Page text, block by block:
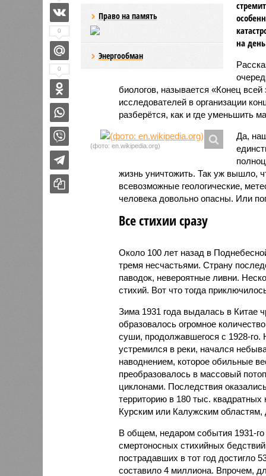
Право на память
Энергообман
на
биологов, называется «Конец
исследователей в организации
разберётся, как и где уменьшить
(фото: en.wikipedia.org)
Да,
жизнь уничтожить. Так уж вышло,
всевозможные геологические,
человека довольно опасны. Или
Все стихии сразу
Около 100 лет назад в
тремя несчастьями. Страну
паводок, невероятные ливни.
стихий. Вот что тогда
Зима 1931 года выдалась в Китае
образовалось огромное
суши, продолжавшегося с 1928-го.
устремился в реки, начался
наводнением, которое обильные
преобразовалось в массовый
циклонами. Последствия
территорию в 180 тыс.
Курским или Калужским областям,
В общем, недаром события 1931-
смертоносных стихийных
пострадавших в тот год достигло
составило 4 миллиона. Впрочем,
0
0